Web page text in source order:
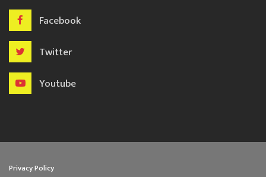
Facebook
Twitter
Youtube
Privacy Policy